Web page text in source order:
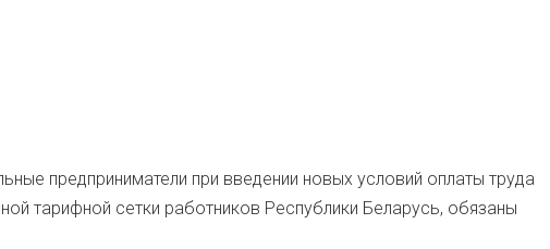
предприниматели при введении новых условий оплаты труда
тарифной сетки работников Республики Беларусь, обязаны